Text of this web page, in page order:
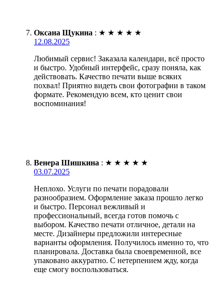
Оксана Щукина : ★ ★ ★ ★ ★
12.08.2025
Любимый сервис! Заказала календари, всё просто
и быстро. Удобный интерфейс, сразу поняла, как
действовать. Качество печати выше всяких
похвал! Приятно видеть свои фотографии в таком
формате. Рекомендую всем, кто ценит свои
воспоминания!
Венера Шишкина : ★ ★ ★ ★ ★
03.07.2025
Неплохо. Услуги по печати порадовали
разнообразием. Оформление заказа прошло легко
и быстро. Персонал вежливый и
профессиональный, всегда готов помочь с
выбором. Качество печати отличное, детали на
месте. Дизайнеры предложили интересные
варианты оформления. Получилось именно то, что
планировала. Доставка была своевременной, все
упаковано аккуратно. С нетерпением жду, когда
еще смогу воспользоваться.